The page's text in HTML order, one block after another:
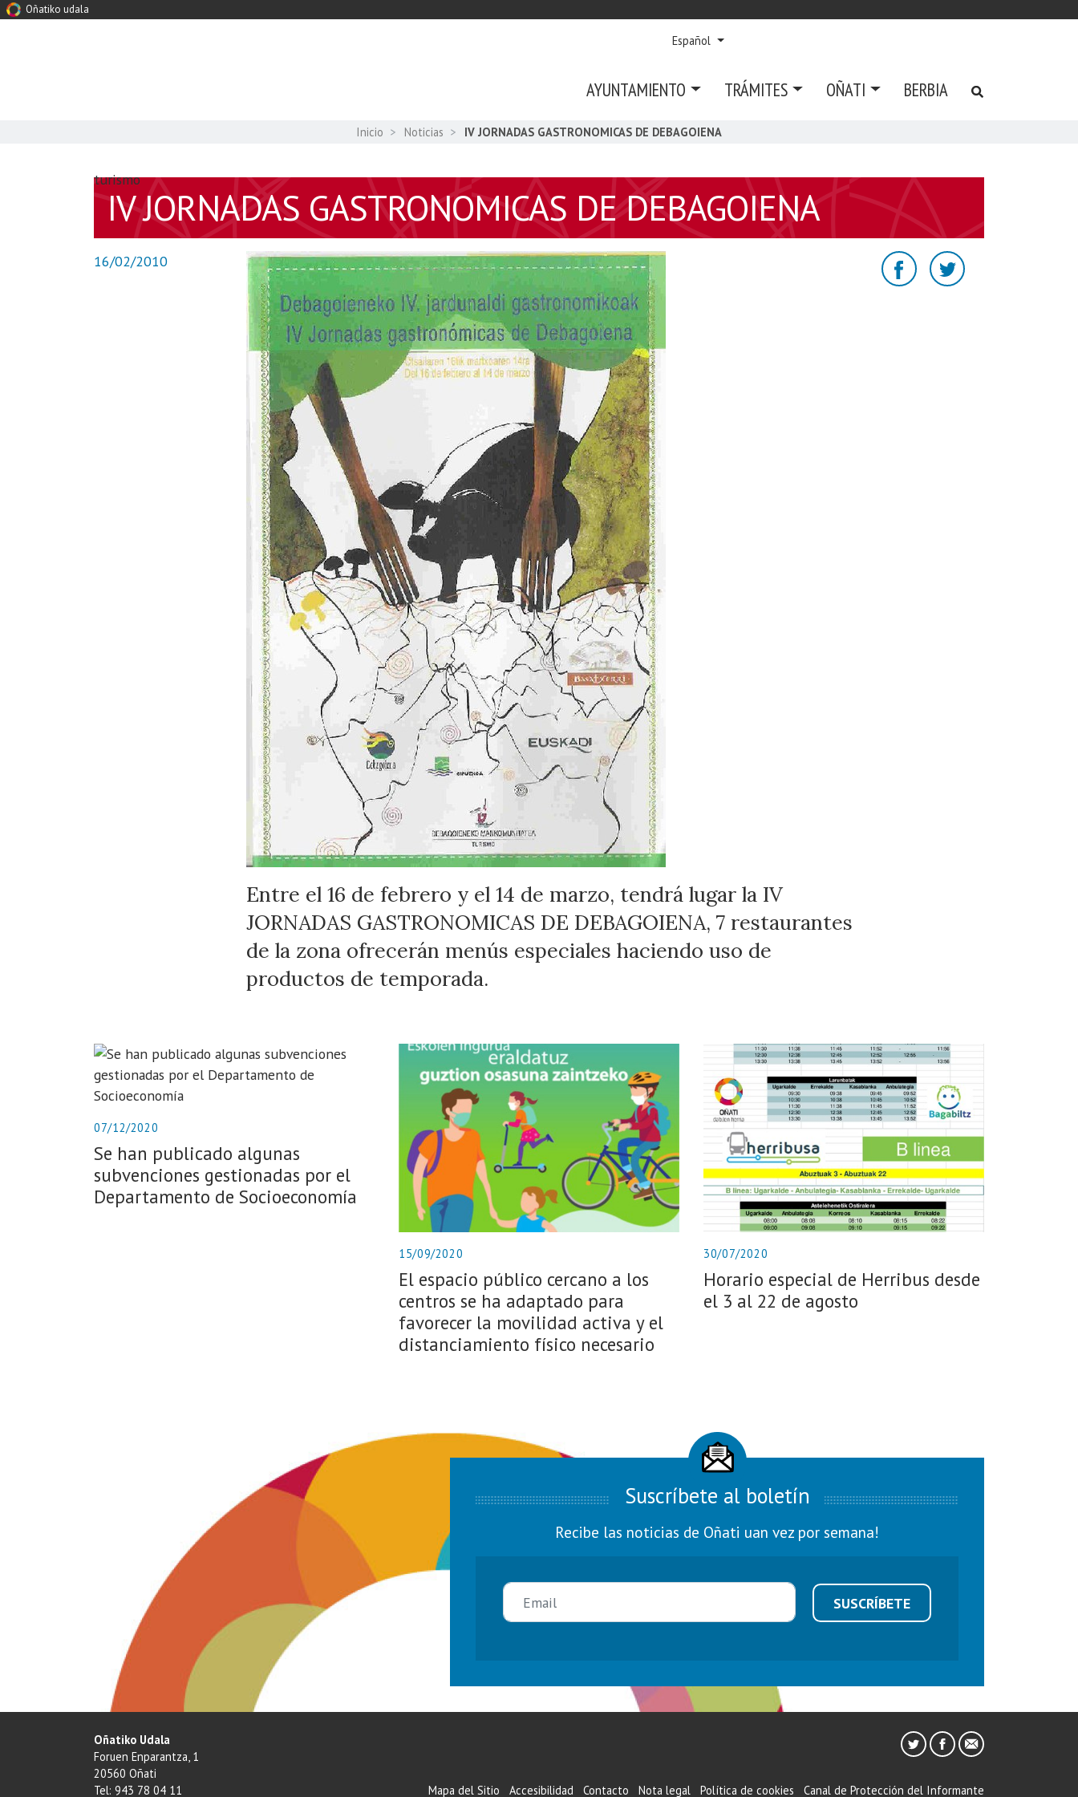
Oñatiko udala
Español
AYUNTAMIENTO TRÁMITES OÑATI BERBIA
Inicio Noticias IV JORNADAS GASTRONOMICAS DE DEBAGOIENA
turismo
IV JORNADAS GASTRONOMICAS DE DEBAGOIENA
16/02/2010
Entre el 16 de febrero y el 14 de marzo, tendrá lugar la IV
JORNADAS GASTRONOMICAS DE DEBAGOIENA, 7 restaurantes
de la zona ofrecerán menús especiales haciendo uso de
productos de temporada.
07/12/2020
Se han publicado algunas
subvenciones gestionadas por el
Departamento de Socioeconomía
15/09/2020
El espacio público cercano a los
centros se ha adaptado para
favorecer la movilidad activa y el
distanciamiento físico necesario
30/07/2020
Horario especial de Herribus desde
el 3 al 22 de agosto
Suscríbete al boletín
Recibe las noticias de Oñati uan vez por semana!
SUSCRÍBETE
Oñatiko Udala
Foruen Enparantza, 1
20560 Oñati
Tel: 943 78 04 11
Mapa del Sitio Accesibilidad Contacto Nota legal Política de cookies Canal de Protección del Informante